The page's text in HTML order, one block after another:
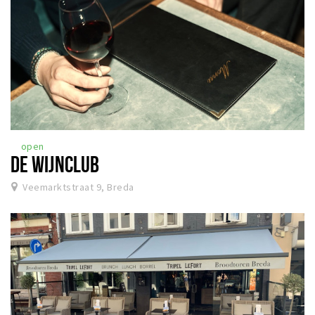
open
DE WIJNCLUB
Veemarktstraat 9, Breda